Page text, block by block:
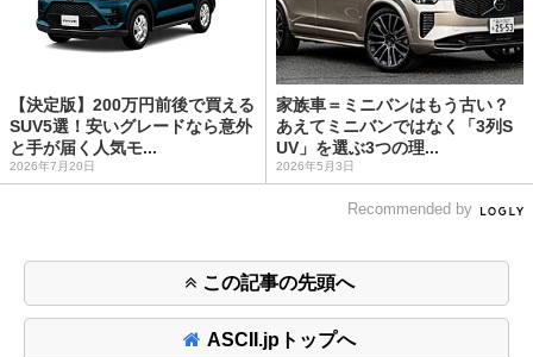
【決定版】200万円前後で買える
SUV5選！安いグレードなら意外
と手が届く人気モ...
2026年7月20日
家族車＝ミニバンはもう古い？
あえてミニバンではなく「3列S
UV」を選ぶ3つの理...
2026年5月3日
Recommended by
この記事の先頭へ
ASCII.jpトップへ